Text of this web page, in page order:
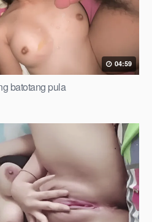
04:59
batotang pula